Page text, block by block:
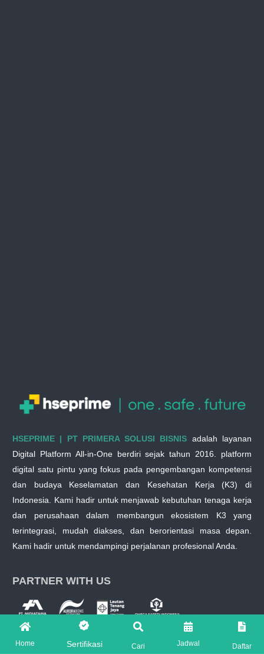
HSEPRIME | PT PRIMERA SOLUSI BISNIS adalah layanan
Digital Platform All-in-One berdiri sejak tahun 2016. platform
digital satu pintu yang fokus pada pengembangan kompetensi
dan budaya Keselamatan dan Kesehatan Kerja (K3) di
Indonesia. Kami hadir untuk menjawab kebutuhan tenaga kerja
dan perusahaan dalam membangun ekosistem K3 yang
terintegrasi, mudah diakses, dan berorientasi masa depan.
Kami hadir untuk mendampingi perjalanan profesional Anda.
PARTNER WITH US
Home Sertifikasi Cari Jadwal Daftar